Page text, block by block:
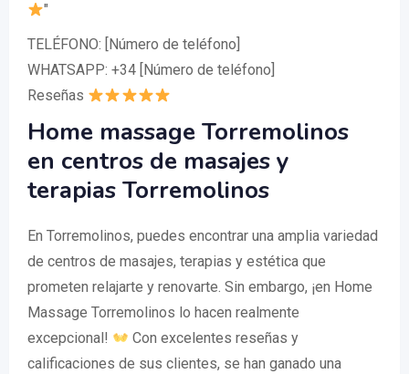
"
TELÉFONO: [Número de teléfono]
WHATSAPP: +34 [Número de teléfono]
Reseñas
Home massage Torremolinos
en centros de masajes y
terapias Torremolinos
En Torremolinos, puedes encontrar una amplia variedad
de centros de masajes, terapias y estética que
prometen relajarte y renovarte. Sin embargo, ¡en Home
Massage Torremolinos lo hacen realmente
excepcional!
Con excelentes reseñas y
calificaciones de sus clientes, se han ganado una